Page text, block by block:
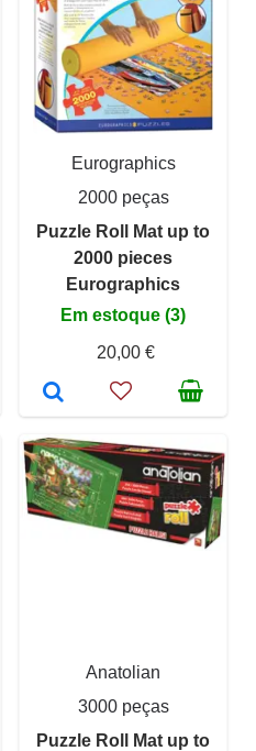
Eurographics
2000 peças
Puzzle Roll Mat up to
2000 pieces
Eurographics
Em estoque (3)
20,00 €
Anatolian
3000 peças
Puzzle Roll Mat up to